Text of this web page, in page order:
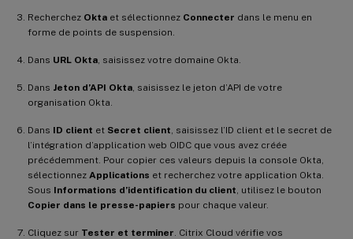
Recherchez Okta et sélectionnez Connecter dans le menu en
forme de points de suspension.
Dans URL Okta, saisissez votre domaine Okta.
Dans Jeton d’API Okta, saisissez le jeton d’API de votre
organisation Okta.
Dans ID client et Secret client, saisissez l’ID client et le secret de
l’intégration d’application web OIDC que vous avez créée
précédemment. Pour copier ces valeurs depuis la console Okta,
sélectionnez Applications et recherchez votre application Okta.
Sous Informations d’identification du client, utilisez le bouton
Copier dans le presse-papiers pour chaque valeur.
Cliquez sur Tester et terminer. Citrix Cloud vérifie vos